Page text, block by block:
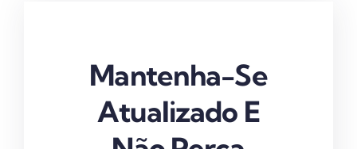
Mantenha-Se
Atualizado E